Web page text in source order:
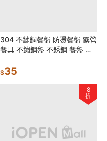
304 不鏽鋼餐盤 防燙餐盤 露營
餐具 不鏽鋼盤 不銹鋼 餐盤 餐
品
$35
8
折